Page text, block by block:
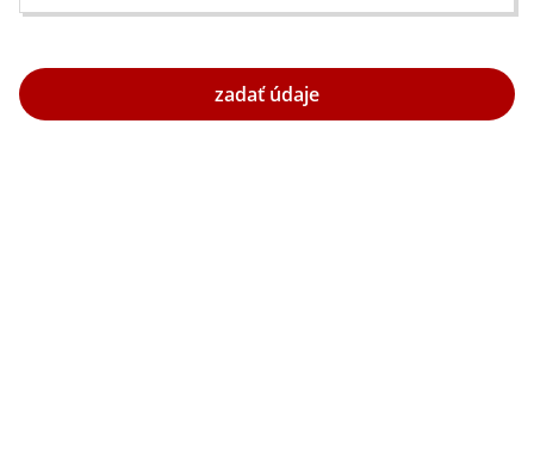
zadať údaje